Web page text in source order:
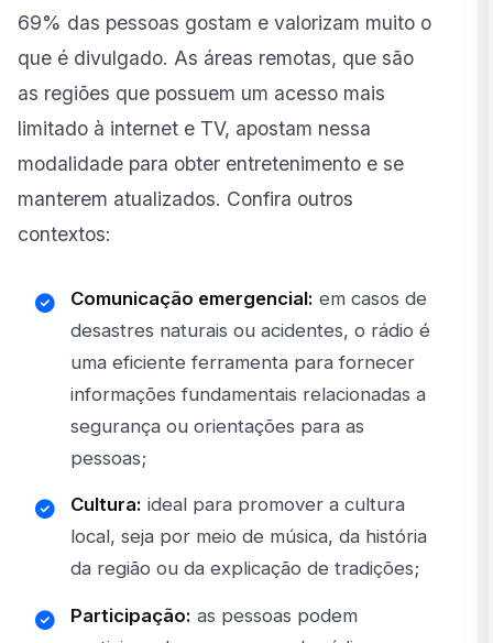
69% das pessoas gostam e valorizam muito o
que é divulgado. As áreas remotas, que são
as regiões que possuem um acesso mais
limitado à internet e TV, apostam nessa
modalidade para obter entretenimento e se
manterem atualizados. Confira outros
contextos:
Comunicação emergencial: em casos de
desastres naturais ou acidentes, o rádio é
uma eficiente ferramenta para fornecer
informações fundamentais relacionadas a
segurança ou orientações para as
pessoas;
Cultura: ideal para promover a cultura
local, seja por meio de música, da história
da região ou da explicação de tradições;
Participação: as pessoas podem